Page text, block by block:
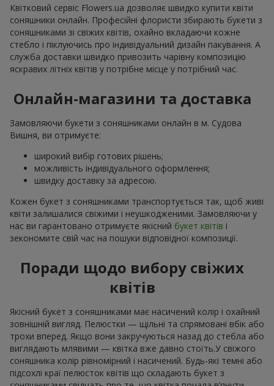
Квітковий сервіс Flowers.ua дозволяє швидко купити квіти
соняшники онлайн. Професійні флористи збирають букети з
соняшниками зі свіжих квітів, охайно вкладаючи кожне
стебло і піклуючись про індивідуальний дизайн пакування. А
служба доставки швидко привозить чарівну композицію
яскравих літніх квітів у потрібне місце у потрібний час.
Онлайн-магазини та доставка
Замовляючи букети з соняшниками онлайн в м. Судова
Вишня, ви отримуєте:
широкий вибір готових рішень;
можливість індивідуального оформлення;
швидку доставку за адресою.
Кожен букет з соняшниками транспортується так, щоб живі
квіти залишалися свіжими і неушкодженими. Замовляючи у
нас ви гарантовано отримуєте якісний букет квітів і
зекономите свій час на пошуки відповідної композиції.
Поради щодо вибору свіжих
квітів
Якісний букет з соняшниками має насичений колір і охайний
зовнішній вигляд. Пелюстки — щільні та спрямовані вбік або
трохи вперед. Якщо вони закручуються назад до стебла або
виглядають млявими — квітка вже давно стоїть.У свіжого
соняшника колір рівномірний і насичений. Будь-які темні або
підсохлі краї пелюсток квітів що складають букет з